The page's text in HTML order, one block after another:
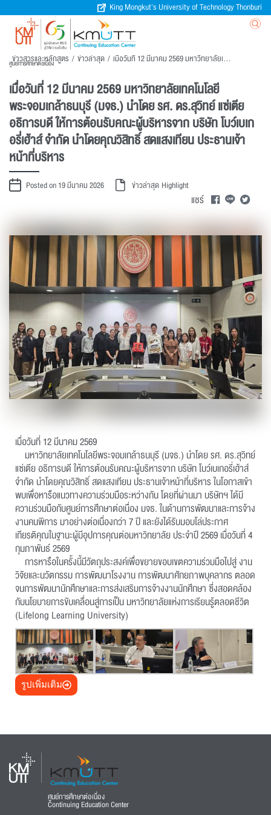
King Mongkut’s University of Technology Thonburi
ศูนย์การศึกษาต่อเนื่อง
ข่าวสารและหลักสูตร / ข่าวล่าสุด / เมื่อวันที่ 12 มีนาคม 2569 มหาวิทยาลัยเทคโนโลยีพระจอมเกล้าธนบุรี (มจธ.) นำโดย รศ. ดร.สุวิทย์ แซ่เตีย อธิการบดี ให้การต้อนรับคณะผู้บริหารจาก บริษัท โบว์เบเกอรี่เฮ้าส์ จำกัด นำโดยคุณวิสิทธิ์ สดแสงเทียน ประธานเจ้าหน้าที่บริหาร
เมื่อวันที่ 12 มีนาคม 2569 มหาวิทยาลัยเทคโนโลยี
พระจอมเกล้าธนบุรี (มจธ.) นำโดย รศ. ดร.สุวิทย์ แซ่เตีย
อธิการบดี ให้การต้อนรับคณะผู้บริหารจาก บริษัท โบว์เบเก
อรี่เฮ้าส์ จำกัด นำโดยคุณวิสิทธิ์ สดแสงเทียน ประธานเจ้า
หน้าที่บริหาร
Posted on 19 มีนาคม 2026 ข่าวล่าสุด Highlight
แชร์
เมื่อวันที่ 12 มีนาคม 2569
มหาวิทยาลัยเทคโนโลยีพระจอมเกล้าธนบุรี (มจธ.) นำโดย รศ. ดร.สุวิทย์
แซ่เตีย อธิการบดี ให้การต้อนรับคณะผู้บริหารจาก บริษัท โบว์เบเกอรี่เฮ้าส์
จำกัด นำโดยคุณวิสิทธิ์ สดแสงเทียน ประธานเจ้าหน้าที่บริหาร ในโอกาสเข้า
พบเพื่อหารือแนวทางความร่วมมือระหว่างกัน โดยที่ผ่านมา บริษัทฯ ได้มี
ความร่วมมือกับศูนย์การศึกษาต่อเนื่อง มจธ. ในด้านการพัฒนาและการจ้าง
งานคนพิการ มาอย่างต่อเนื่องกว่า 7 ปี และยังได้รับมอบโล่ประกาศ
เกียรติคุณในฐานะผู้มีอุปการคุณต่อมหาวิทยาลัย ประจำปี 2569 เมื่อวันที่ 4
กุมภาพันธ์ 2569
การหารือในครั้งนี้มีวัตถุประสงค์เพื่อขยายขอบเขตความร่วมมือไปสู่ งาน
วิจัยและนวัตกรรม การพัฒนาโรงงาน การพัฒนาศักยภาพบุคลากร ตลอด
จนการพัฒนานักศึกษาและการส่งเสริมการจ้างงานนักศึกษา ซึ่งสอดคล้อง
กับนโยบายการขับเคลื่อนสู่การเป็น มหาวิทยาลัยแห่งการเรียนรู้ตลอดชีวิต
(Lifelong Learning University)
รูปเพิ่มเติม
ศูนย์การศึกษาต่อเนื่อง
Continuing Education Center